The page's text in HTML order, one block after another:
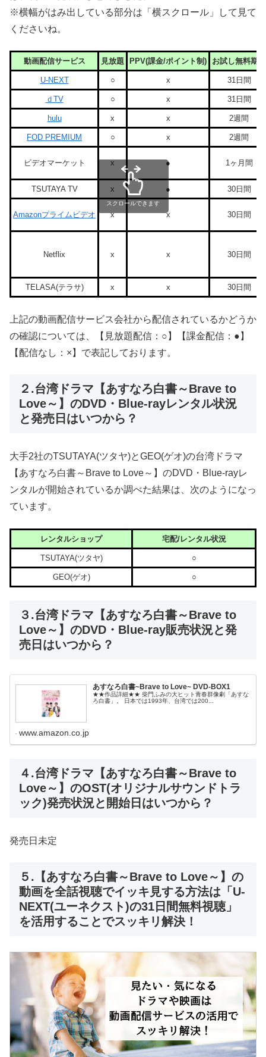
※横幅がはみ出している部分は「横スクロール」して見て
くださいね。
動画配信サービス 見放題 PPV(課金/ポイント制) お試し無料期間
U-NEXT ○ x 31日間
ｄTV ○ x 31日間
hulu x x 2週間
FOD PREMIUM ○ x 2週間
ビデオマーケット x ● 1ヶ月間
TSUTAYA TV x ● 30日間
Amazonプライムビデオ x x 30日間
Netflix x x 30日間
TELASA(テラサ) x x 30日間
スクロールできます
上記の動画配信サービス会社から配信されているかどうか
の確認については、【見放題配信：○】【課金配信：●】
【配信なし：×】で表記しております。
２.台湾ドラマ【あすなろ白書～Brave to
Love～】のDVD・Blue-rayレンタル状況
と発売日はいつから？
大手2社のTSUTAYA(ツタヤ)とGEO(ゲオ)の台湾ドラマ
【あすなろ白書～Brave to Love～】のDVD・Blue-rayレ
ンタルが開始されているか調べた結果は、次のようになっ
ています。
レンタルショップ 宅配/レンタル状況
TSUTAYA(ツタヤ) ○
GEO(ゲオ) ○
３.台湾ドラマ【あすなろ白書～Brave to
Love～】のDVD・Blue-ray販売状況と発
売日はいつから？
あすなろ白書~Brave to Love~ DVD-BOX1
★★作品詳細★★ 柴門ふみの大ヒット青春群像劇「あすな
ろ白書」。 日本では1993年、台湾では200...
www.amazon.co.jp
４.台湾ドラマ【あすなろ白書～Brave to
Love～】のOST(オリジナルサウンドトラ
ック)発売状況と開始日はいつから？
発売日未定
５.【あすなろ白書～Brave to Love～】の
動画を全話視聴でイッキ見する方法は「U-
NEXT(ユーネクスト)の31日間無料視聴」
を活用することでスッキリ解決！